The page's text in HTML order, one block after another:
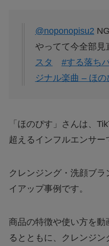
@noponopisu2
やってて今全部
スタ
#する落ち
ジナル楽曲 – ほの
「ほのぴす」さんは、
超えるインフルエンサー
クレンジング・洗顔ブ
イアップ事例です。
商品の特徴や使い方を
るとともに、クレンジ